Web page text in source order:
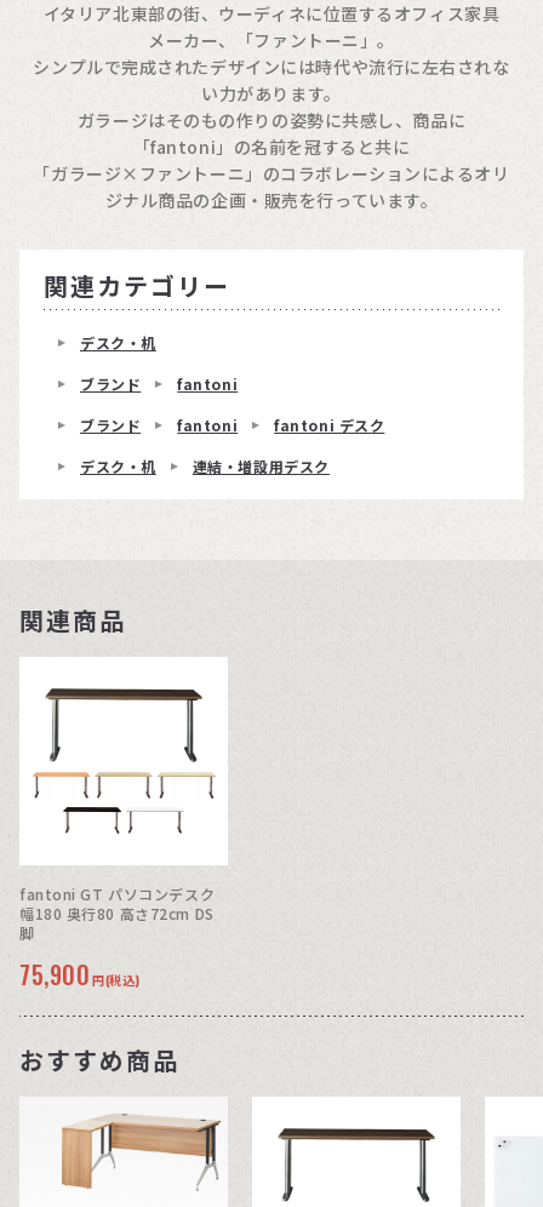
イタリア北東部の街、ウーディネに位置するオフィス家具
メーカー、「ファントーニ」。
シンプルで完成されたデザインには時代や流行に左右されな
い力があります。
ガラージはそのもの作りの姿勢に共感し、商品に
「fantoni」の名前を冠すると共に
「ガラージ×ファントーニ」のコラボレーションによるオリ
ジナル商品の企画・販売を行っています。
関連カテゴリー
デスク・机
ブランド
fantoni
ブランド
fantoni
fantoni デスク
デスク・机
連結・増設用デスク
関連商品
fantoni GT パソコンデスク
幅180 奥行80 高さ72cm DS
脚
75,900 円(税込)
おすすめ商品